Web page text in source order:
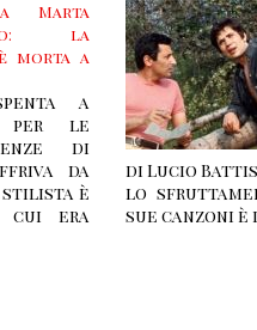
Marta
la
morta a
a
per le
di
da
stilista è
cui era
di Lucio
lo
sue canzoni